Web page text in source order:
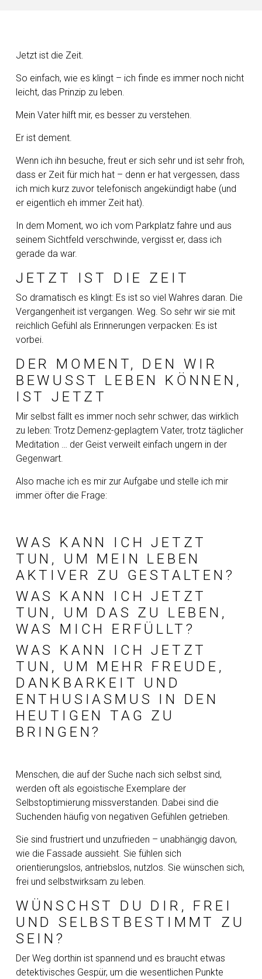
Jetzt ist die Zeit.
So einfach, wie es klingt – ich finde es immer noch nicht
leicht, das Prinzip zu leben.
Mein Vater hilft mir, es besser zu verstehen.
Er ist dement.
Wenn ich ihn besuche, freut er sich sehr und ist sehr froh,
dass er Zeit für mich hat – denn er hat vergessen, dass
ich mich kurz zuvor telefonisch angekündigt habe (und
er eigentlich eh immer Zeit hat).
In dem Moment, wo ich vom Parkplatz fahre und aus
seinem Sichtfeld verschwinde, vergisst er, dass ich
gerade da war.
JETZT IST DIE ZEIT
So dramatisch es klingt: Es ist so viel Wahres daran. Die
Vergangenheit ist vergangen. Weg. So sehr wir sie mit
reichlich Gefühl als Erinnerungen verpacken: Es ist
vorbei.
DER MOMENT, DEN WIR
BEWUSST LEBEN KÖNNEN, I
ST JETZT
Mir selbst fällt es immer noch sehr schwer, das wirklich
zu leben: Trotz Demenz-geplagtem Vater, trotz täglicher
Meditation … der Geist verweilt einfach ungern in der
Gegenwart.
Also mache ich es mir zur Aufgabe und stelle ich mir
immer öfter die Frage:
WAS KANN ICH JETZT
TUN, UM MEIN LEBEN
AKTIVER ZU GESTALTEN?
WAS KANN ICH JETZT
TUN, UM DAS ZU LEBEN,
WAS MICH ERFÜLLT?
WAS KANN ICH JETZT
TUN, UM MEHR FREUDE,
DANKBARKEIT UND
ENTHUSIASMUS IN DEN
HEUTIGEN TAG ZU
BRINGEN?
Menschen, die auf der Suche nach sich selbst sind,
werden oft als egoistische Exemplare der
Selbstoptimierung missverstanden. Dabei sind die
Suchenden häufig von negativen Gefühlen getrieben.
Sie sind frustriert und unzufrieden – unabhängig davon,
wie die Fassade aussieht. Sie fühlen sich
orientierungslos, antriebslos, nutzlos. Sie wünschen sich,
frei und selbstwirksam zu leben.
WÜNSCHST DU DIR, FREI
UND SELBSTBESTIMMT ZU
SEIN?
Der Weg dorthin ist spannend und es braucht etwas
detektivisches Gespür, um die wesentlichen Punkte